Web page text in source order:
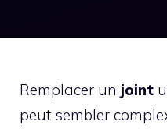
Remplacer un joint
peut sembler